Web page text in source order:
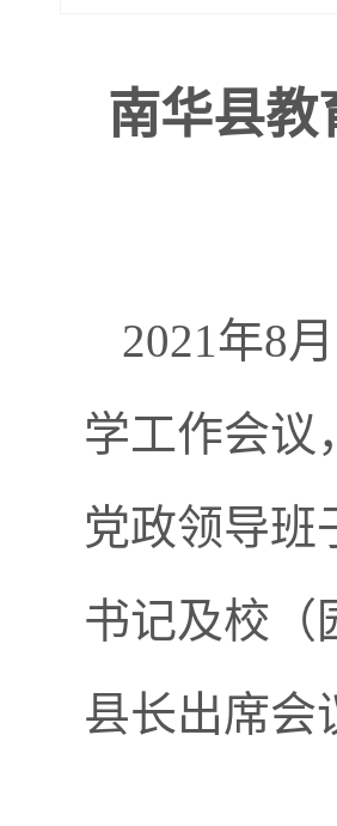
南华县教
2021年8
学工作会议
党政领导班
书记及校（
县长出席会